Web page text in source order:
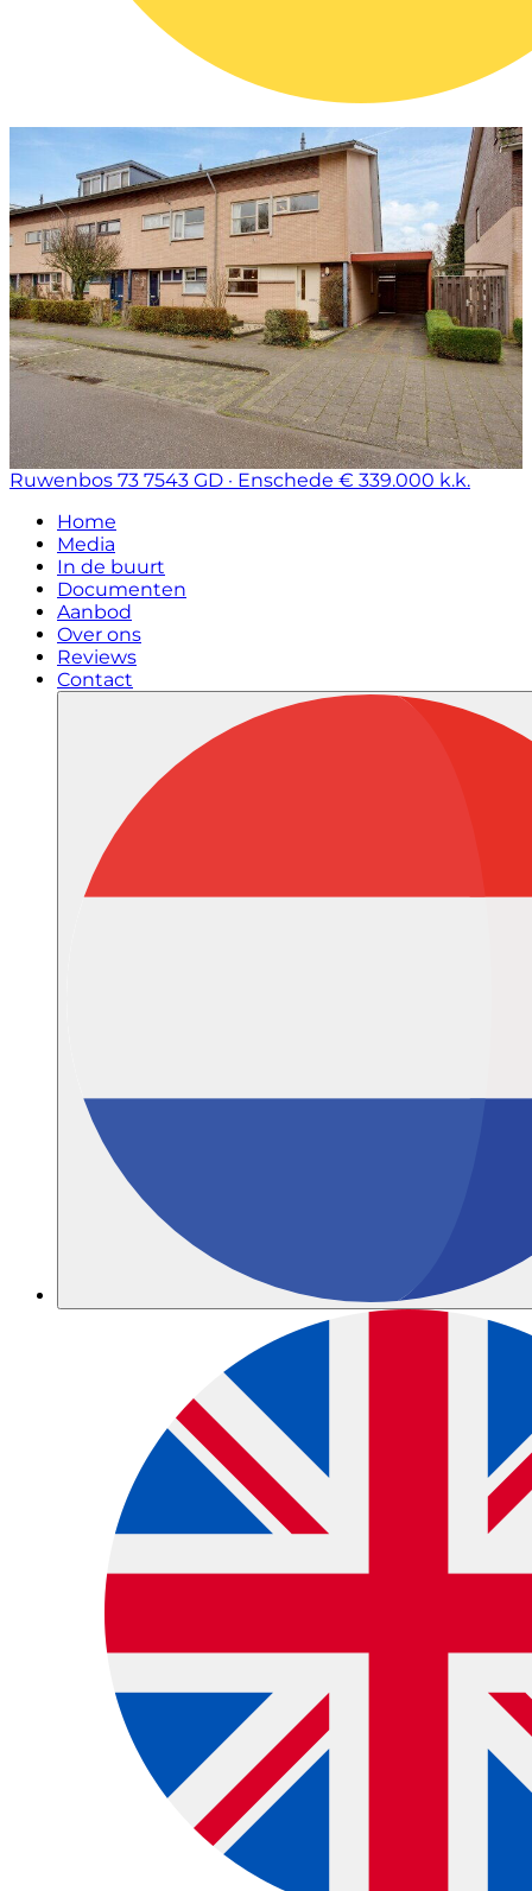
Ruwenbos 73 7543 GD · Enschede € 339.000 k.k.
Home
Media
In de buurt
Documenten
Aanbod
Over ons
Reviews
Contact